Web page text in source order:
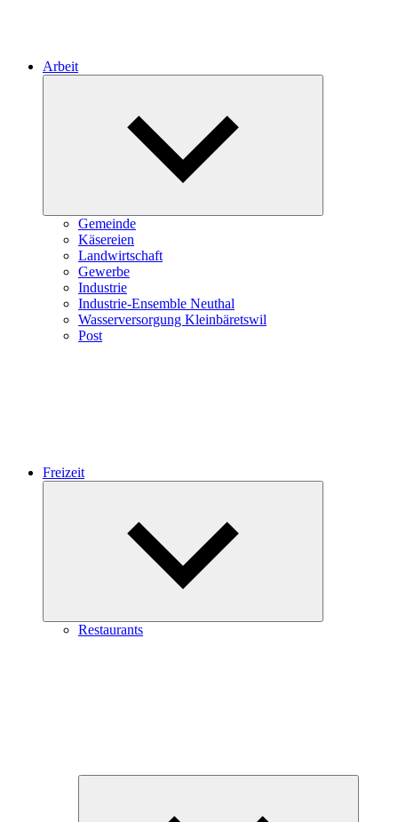
Arbeit
Gemeinde
Käsereien
Landwirtschaft
Gewerbe
Industrie
Industrie-Ensemble Neuthal
Wasserversorgung Kleinbäretswil
Post
Freizeit
Restaurants